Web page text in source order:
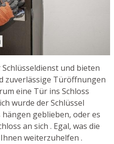
und bieten
zuverlässige Türöffnungen
eine Tür ins Schloss
wurde der Schlüssel
geblieben, oder es
an sich . Egal, was die
weiterzuhelfen .